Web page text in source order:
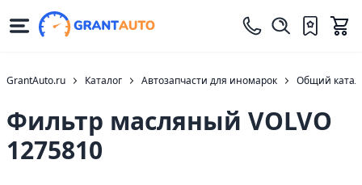
GrantAuto.ru Каталог Автозапчасти для иномарок Общий
Фильтр масляный VOLVO
1275810